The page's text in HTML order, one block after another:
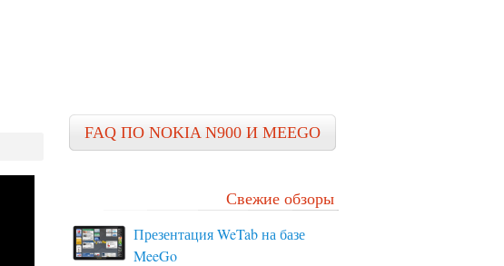
FAQ ПО NOKIA N900 И MEEGO
Свежие обзоры
Презентация WeTab на базе
MeeGo